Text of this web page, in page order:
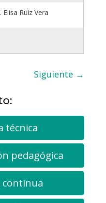
Elisa Ruiz Vera
Siguiente →
técnica
pedagógica
continua